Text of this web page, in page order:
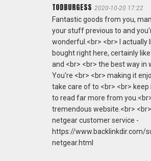
TODBURGESS 2020-10-20 17:22
Fantastic goods from you,
your stuff previous to and
wonderful.<br> <br> I actually
bought right here, certainly
and <br> <br> the best way in
You're <br> <br> making it
take care of to <br> <br>
to read far more from
tremendous website.<br>
netgear customer service -
https://www.backlinkdir.com/
netgear.html